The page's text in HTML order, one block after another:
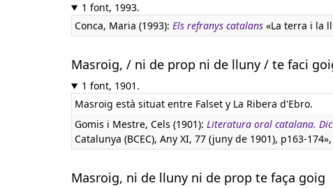
1 font, 1993.
Conca, Maria (1993): Els refranys catalans «La terra i la
Masroig, / ni de prop ni de lluny / te faci
1 font, 1901.
Masroig està situat entre Falset y La Ribera d'Ebro.
Gomis i Mestre, Cels (1901): Literatura oral catalana.
Catalunya (BCEC), Any XI, 77 (juny de 1901), p163-
Masroig, ni de lluny ni de prop te faça goig